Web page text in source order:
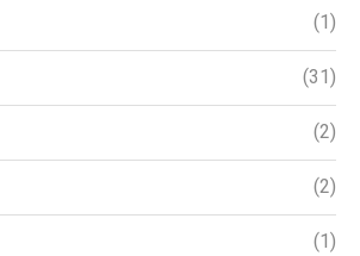
(1)
(31)
(2)
(2)
(1)